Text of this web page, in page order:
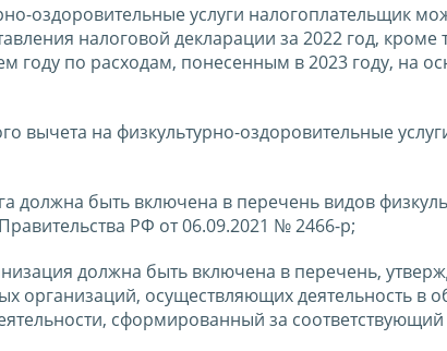
оздоровительные услуги налогоплательщик
налоговой декларации за 2022 год,
году по расходам, понесенным в 2023 году, на
вычета на физкультурно-оздоровительные
должна быть включена в перечень видов
РФ от 06.09.2021 № 2466-р;
должна быть включена в перечень,
организаций, осуществляющих деятельность в
сформированный за